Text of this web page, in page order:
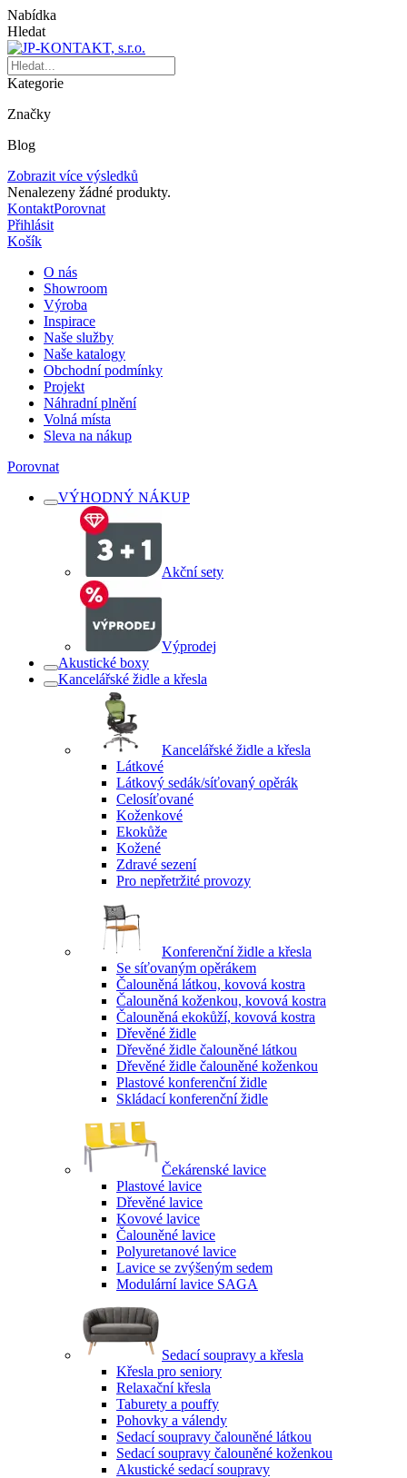
Nabídka
Hledat
Kategorie
Značky
Blog
Zobrazit více výsledků
Nenalezeny žádné produkty.
KontaktPorovnat
Přihlásit
Košík
O nás
Showroom
Výroba
Inspirace
Naše služby
Naše katalogy
Obchodní podmínky
Projekt
Náhradní plnění
Volná místa
Sleva na nákup
Porovnat
VÝHODNÝ NÁKUP
Akční sety
Výprodej
Akustické boxy
Kancelářské židle a křesla
Kancelářské židle a křesla
Látkové
Látkový sedák/síťovaný opěrák
Celosíťované
Koženkové
Ekokůže
Kožené
Zdravé sezení
Pro nepřetržité provozy
Konferenční židle a křesla
Se síťovaným opěrákem
Čalouněná látkou, kovová kostra
Čalouněná koženkou, kovová kostra
Čalouněná ekokůží, kovová kostra
Dřevěné židle
Dřevěné židle čalouněné látkou
Dřevěné židle čalouněné koženkou
Plastové konferenční židle
Skládací konferenční židle
Čekárenské lavice
Plastové lavice
Dřevěné lavice
Kovové lavice
Čalouněné lavice
Polyuretanové lavice
Lavice se zvýšeným sedem
Modulární lavice SAGA
Sedací soupravy a křesla
Křesla pro seniory
Relaxační křesla
Taburety a pouffy
Pohovky a válendy
Sedací soupravy čalouněné látkou
Sedací soupravy čalouněné koženkou
Akustické sedací soupravy